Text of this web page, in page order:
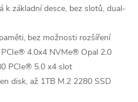
k základní desce, bez slotů, dual-
bez možnosti rozšíření
4.0x4 NVMe® Opal 2.0
PCIe® 5.0 x4 slot
disk, až 1TB M.2 2280 SSD